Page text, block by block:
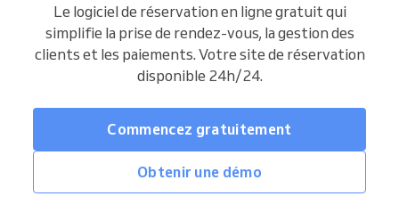
Le logiciel de réservation en ligne gratuit qui
simplifie la prise de rendez-vous, la gestion des
clients et les paiements. Votre site de réservation
disponible 24h/24.
Commencez gratuitement
Obtenir une démo